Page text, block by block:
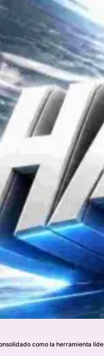
como la herramienta